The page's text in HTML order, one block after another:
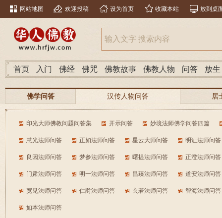
网站地图 欢迎投稿 设为首页 收藏本站 放到桌
首页 入门 佛经 佛咒 佛教故事 佛教人物 问答 放生
佛学问答 汉传人物问答
居
南传人物问答
分类问答
印光大师佛教问题问答集 开示问答 妙境法师佛学问答四篇
慧光法师问答 正如法师问答 星云大师问答 明证法师问答
良因法师问答 梦参法师问答 曙提法师问答 正澄法师问答
门肃法师问答 明一法师问答 昌臻法师问答 道安法师问答
宽见法师问答 仁爵法师问答 玄若法师问答 智海法师问答
如本法师问答